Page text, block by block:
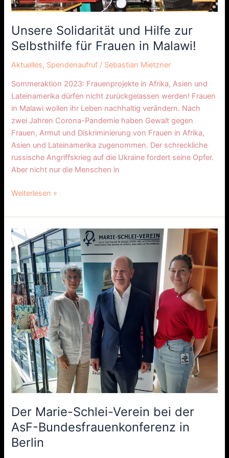
Unsere Solidarität und Hilfe zur
Selbsthilfe für Frauen in Malawi!
Aktuelles, Spendenaufruf / Sebastian Mietzner
Sommeraktion 2023: Frauenprojekte in Afrika, Asien und
Lateinamerika dürfen nicht zurückgelassen werden! Frauen
in Malawi wollen ihr Leben nachhaltig verändern. Nach
zwei Jahren Corona-Pandemie haben Gewalt gegen
Frauen, Armut und Diskriminierung von Frauen in Afrika,
Asien und Lateinamerika zugenommen. Der schreckliche
russische Angriffskrieg auf die Ukraine fordert seine Opfer.
Aber nicht nur die Menschen in
Weiterlesen »
Der Marie-Schlei-Verein bei der
AsF-Bundesfrauenkonferenz in
Berlin
Der
Marie-
Schlei-
Verein
bei
der
AsF-
Bundesfrauenkonferenz
in
Berlin